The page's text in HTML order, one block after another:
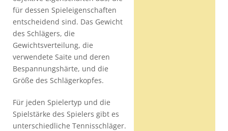
für dessen Spieleigenschaften
entscheidend sind. Das Gewicht
des Schlägers, die
Gewichtsverteilung, die
verwendete Saite und deren
Bespannungshärte, und die
Größe des Schlägerkopfes.
Für jeden Spielertyp und die
Spielstärke des Spielers gibt es
unterschiedliche Tennisschläger.